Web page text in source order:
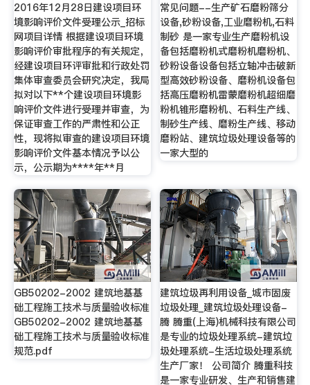
2016年12月28日建设项目环
境影响评价文件受理公示_招标
网项目详情 根据建设项目环境
影响评价审批程序的有关规定，
经建设项目环评审批和行政处罚
集体审查委员会研究决定，我局
拟对以下**个建设项目环境影
响评价文件进行受理并审查，为
保证审查工作的严肃性和公正
性，现将拟审查的建设项目环境
影响评价文件基本情况予以公
示，公示期为****年**月
常见问题--生产矿石磨粉筛分
设备,砂粉设备,工业磨粉机,石料
制砂 是一家专业生产磨粉机设
备包括磨粉机式磨粉机磨粉机、
砂粉设备设备包括立轴冲击破新
型高效砂粉设备、磨粉机设备包
括高压磨粉机雷蒙磨粉机超细磨
粉机锥形磨粉机、石料生产线、
制砂生产线、磨粉生产线、移动
磨粉站、建筑垃圾处理设备等的
一家大型的
GB50202-2002 建筑地基基
础工程施工技术与质量验收标准
GB50202-2002 建筑地基基
础工程施工技术与质量验收标准
规范.pdf
建筑垃圾再利用设备_城市固废
垃圾处理_建筑垃圾处理设备-
腾 腾重(上海)机械科技有限公司
是专业的垃圾处理系统-建筑垃
圾处理系统-生活垃圾处理系统
生产厂家！ 公司简介 腾重科技
是一家专业研发、生产和销售建